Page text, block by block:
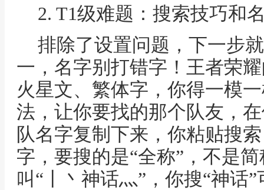
2. T1级难题：搜索技巧和
排除了设置问题，下一步
一，名字别打错字！王者荣
火星文、繁体字，你得一模
法，让你要找的那个队友，
队名字复制下来，你粘贴搜
字，要搜的是“全称”，不是
叫“丨丶神话灬”，你搜“神话